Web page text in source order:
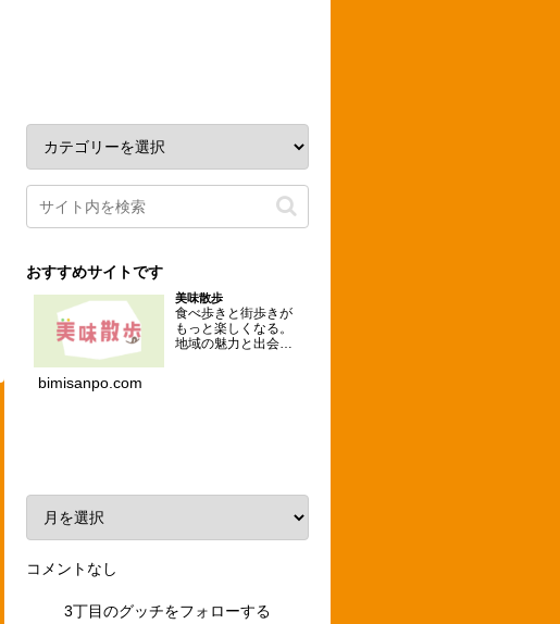
おすすめサイトです
美味散歩
食べ歩きと街歩きが
もっと楽しくなる。
地域の魅力と出会え
bimisanpo.com
コメントなし
3丁目のグッチをフォローする